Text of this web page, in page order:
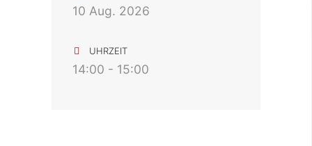
10 Aug. 2026
UHRZEIT
14:00 - 15:00